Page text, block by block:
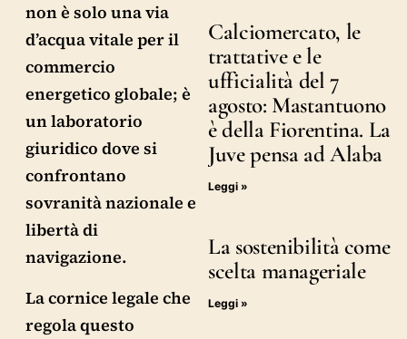
non è solo una via
d’acqua vitale per il
commercio
energetico globale; è
un laboratorio
giuridico dove si
confrontano
sovranità nazionale e
libertà di
navigazione.
La cornice legale che
regola questo
Calciomercato, le
trattative e le
ufficialità del 7
agosto: Mastantuono
è della Fiorentina. La
Juve pensa ad Alaba
Leggi »
La sostenibilità come
scelta manageriale
Leggi »